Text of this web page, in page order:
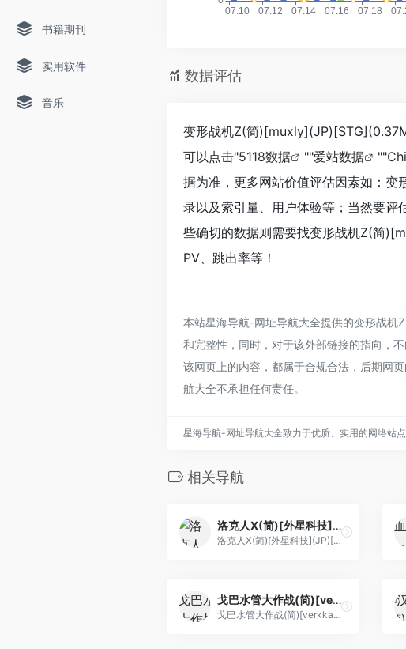
书籍期刊
实用软件
音乐
数据评估
变形战机Z(简
可以点击"5118数据 ""爱站数据 ""
据为准，更多网站价值评估因素如：
录以及索引量、用户体验等；当然要评
些确切的数据则需要找变形战机Z(简
PV、跳出率等！
本站星海导航-网址导航大全提供的变形战
和完整性，同时，对于该外部链接的指向，
该网页上的内容，都属于合规合法，后期网
航大全不承担任何责任。
星海导航-网址导航大全致力于优质、实用的网络站
相关导航
洛克人X(简)[外星科技](JP)[TAB](4Mb)
洛克人X(简)[外星科技](JP)[TAB](4Mb)
戈巴水管大作战(简)[verkkars](JP)[PUZ](0.5Mb)
戈巴水管大作战(简)[verkkars](JP)[PUZ](0.5Mb)